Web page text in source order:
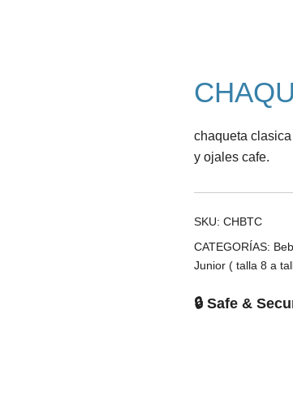
chaqueta
y ojales cafe.
SKU: CHBTC
CATEGORÍAS:
Junior ( talla 8 a
🔒 Safe &